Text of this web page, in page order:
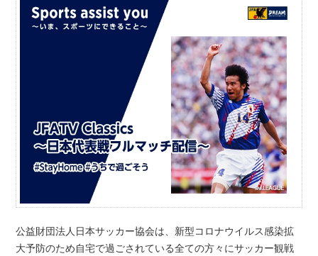
公益財団法人日本サッカー協会は、新型コロナウイルス感染拡
大予防のため自宅で過ごされている全ての方々にサッカー観戦